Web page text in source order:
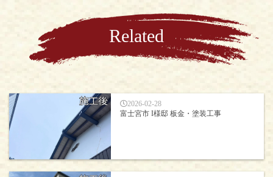
Related
2026-02-28
富士宮市 I様邸 板金・塗装工事